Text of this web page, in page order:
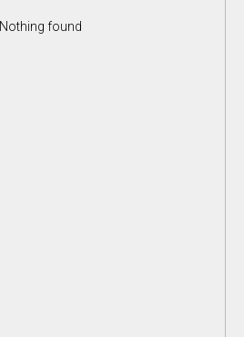
Nothing found